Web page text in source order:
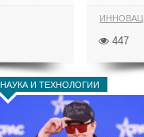
447
НАУКА И ТЕХНОЛОГИИ